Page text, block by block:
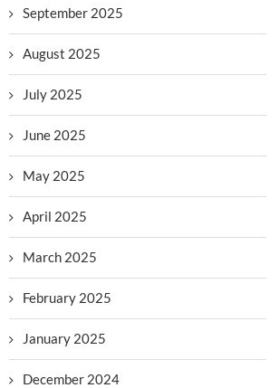
September 2025
August 2025
July 2025
June 2025
May 2025
April 2025
March 2025
February 2025
January 2025
December 2024